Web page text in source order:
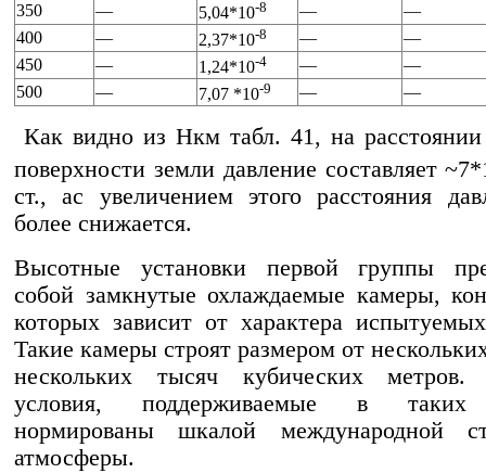
350 — 5,04*10-8 —
—
400
— 2,37*10-8 —
—
450
— 1,24*10-4 —
—
500
— 7,07 *10-9 — —
Как видно из Hкм табл. 41, на
поверхности земли давление составляет
ст., ас увеличением этого расстояния
более снижается.
Высотные установки первой группы
собой замкнутые охлаждаемые камеры,
которых зависит от характера
Такие камеры строят размером от
нескольких тысяч кубических метров.
условия, поддерживаемые в таких
нормированы шкалой международной
атмосферы.